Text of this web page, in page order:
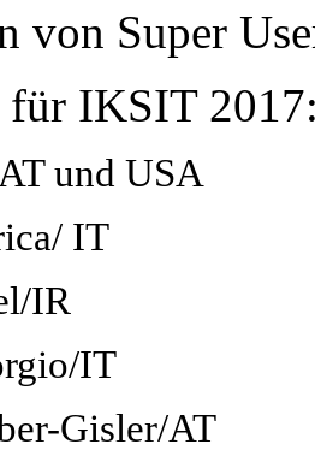
von Super
für IKSIT
und USA
IT
IR
IT
Gisler/AT